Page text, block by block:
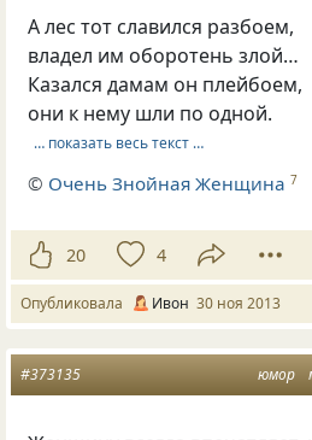
А лес тот славился разбоем,
владел им оборотень злой…
Казался дамам он плейбоем,
они к нему шли по одной.
… показать весь текст …
© Очень Знойная Женщина 7
20 4
Опубликовала Ивон 30 ноя 2013
юмор
#373135